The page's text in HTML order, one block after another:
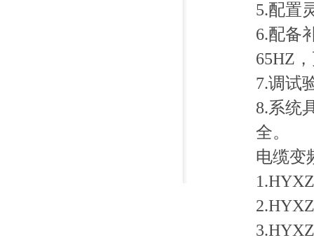
5.配置
6.配备
65HZ
7.调试
8.系统
全。
电缆变